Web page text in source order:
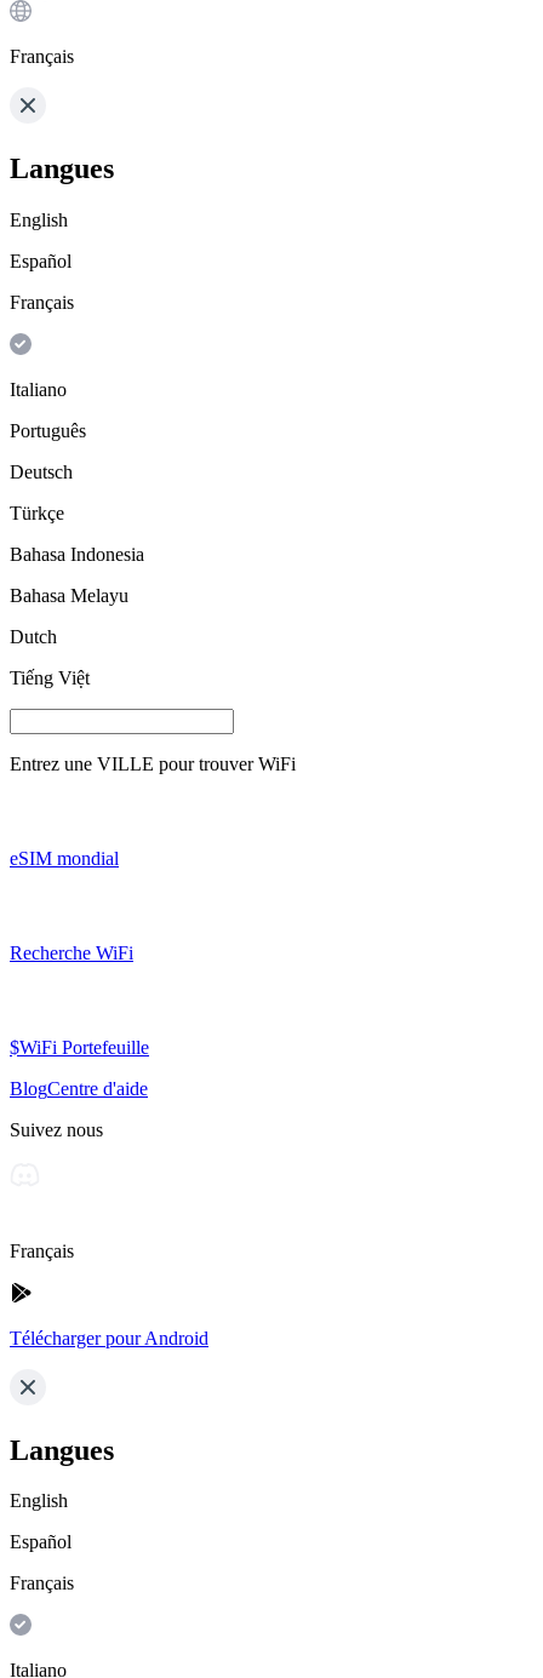
Français
Langues
English
Español
Français
Italiano
Português
Deutsch
Türkçe
Bahasa Indonesia
Bahasa Melayu
Dutch
Tiếng Việt
Entrez une VILLE pour trouver WiFi
eSIM mondial
Recherche WiFi
$WiFi Portefeuille
BlogCentre d'aide
Suivez nous
Français
Télécharger pour Android
Langues
English
Español
Français
Italiano